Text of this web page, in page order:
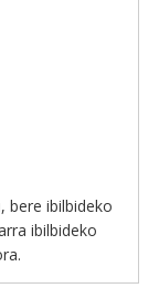
bere ibilbideko
ibilbideko